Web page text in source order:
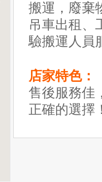
搬運，廢棄
吊車出租、
驗搬運人員
店家特色：
售後服務佳
正確的選擇